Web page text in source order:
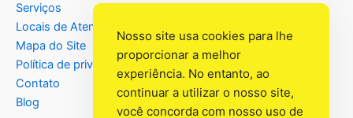
Serviços
Locais de Atendimento
Mapa do Site
Política de privacidade
Contato
Blog
Nosso site usa cookies para lhe
proporcionar a melhor
experiência. No entanto, ao
continuar a utilizar o nosso site,
você concorda com nosso uso de